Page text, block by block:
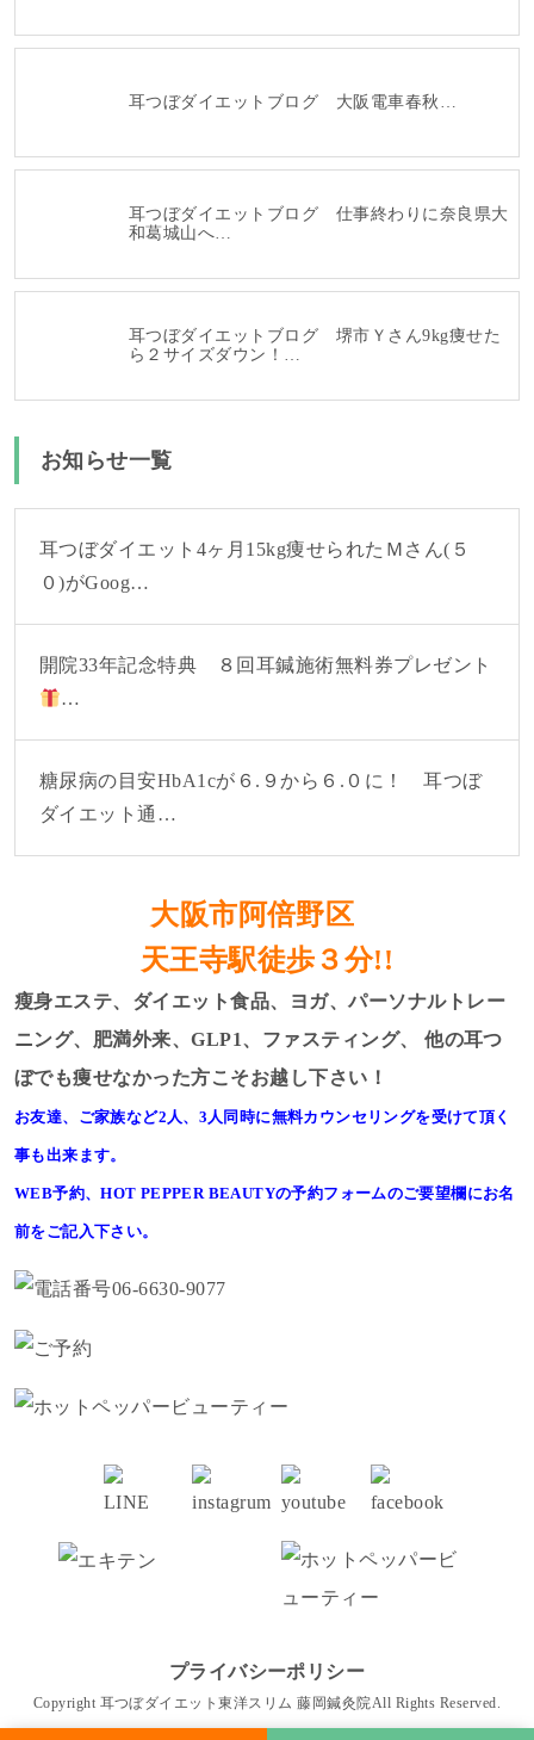
耳つぼダイエットブログ 大阪電車春秋…
耳つぼダイエットブログ 仕事終わりに奈良県大
和葛城山へ…
耳つぼダイエットブログ 堺市Ｙさん9kg痩せた
ら２サイズダウン！…
お知らせ一覧
耳つぼダイエット4ヶ月15kg痩せられたＭさん(５
０)がGoog…
開院33年記念特典 ８回耳鍼施術無料券プレゼント
…
糖尿病の目安HbA1cが６.９から６.０に！ 耳つぼ
ダイエット通…
大阪市阿倍野区
天王寺駅徒歩３分!!
瘦身エステ、ダイエット食品、ヨガ、パーソナルトレー
ニング、肥満外来、GLP1、ファスティング、
他の耳つ
ぼでも痩せなかった方こそお越し下さい！
お友達、ご家族など2人、3人同時に無料カウンセリングを受けて頂く
事も出来ます。
WEB予約、HOT PEPPER BEAUTYの予約フォームのご要望欄にお名
前をご記入下さい。
プライバシーポリシー
Copyright 耳つぼダイエット東洋スリム 藤岡鍼灸院All Rights Reserved.